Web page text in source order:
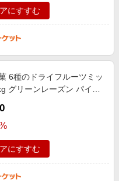
にすすむ
6種のドライフルーツミッ
グリーンレーズン パイナ
ーベリー
にすすむ